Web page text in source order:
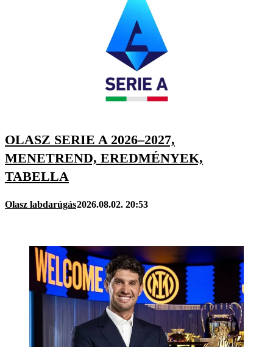
OLASZ SERIE A 2026–2027,
MENETREND, EREDMÉNYEK,
TABELLA
Olasz labdarúgás2026.08.02. 20:53